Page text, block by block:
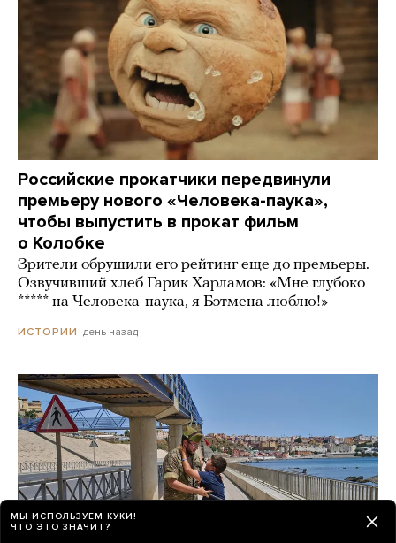
Российские прокатчики передвинули
премьеру нового «Человека-паука»,
чтобы выпустить в прокат фильм
о Колобке
Зрители обрушили его рейтинг еще до премьеры.
Озвучивший хлеб Гарик Харламов: «Мне глубоко
***** на Человека-паука, я Бэтмена люблю!»
ИСТОРИИ день назад
МЫ ИСПОЛЬЗУЕМ КУКИ!
ЧТО ЭТО ЗНАЧИТ?